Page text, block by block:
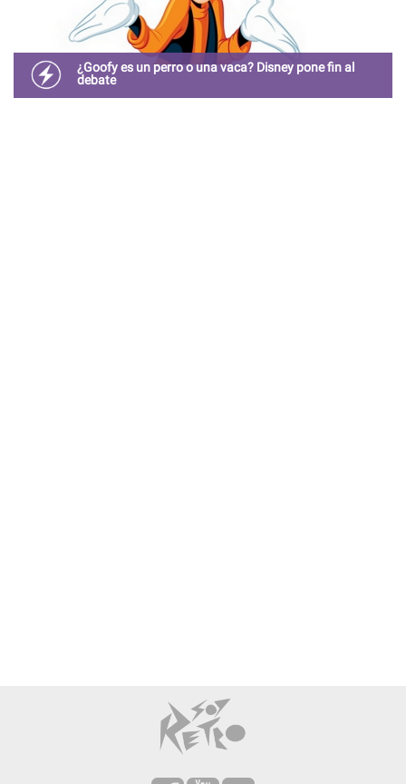
¿Goofy es un perro o una vaca? Disney pone fin al
debate